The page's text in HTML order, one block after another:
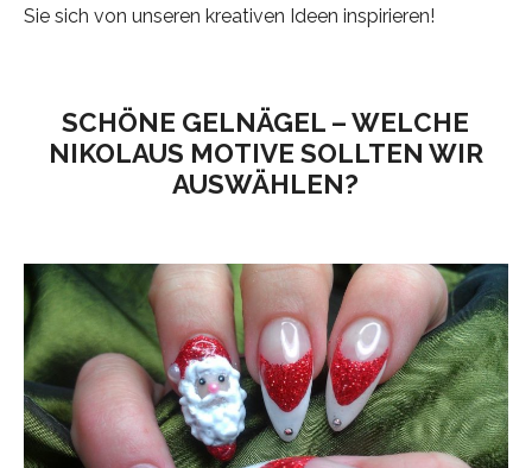
Sie sich von unseren kreativen Ideen inspirieren!
SCHÖNE GELNÄGEL – WELCHE
NIKOLAUS MOTIVE SOLLTEN WIR
AUSWÄHLEN?